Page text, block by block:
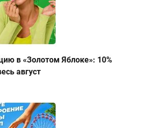
в «Золотом Яблоке»: 10%
август